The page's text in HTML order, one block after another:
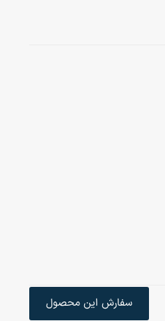
سفارش این محصول